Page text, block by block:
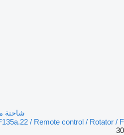
/ Remote control / Rotator / F
30